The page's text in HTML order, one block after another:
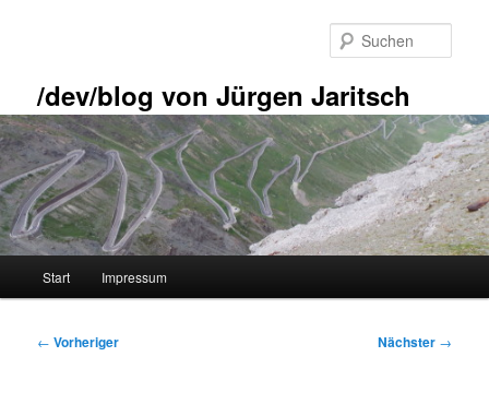
/dev/blog von Jürgen Jaritsch
Start Impressum
Beitragsnavigation
← Vorheriger Nächster →